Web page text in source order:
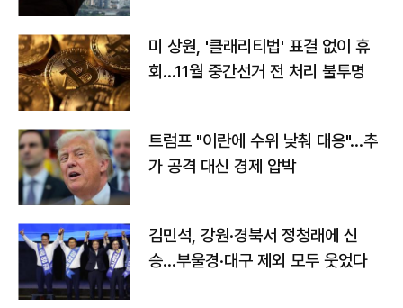
미 상원, '클래리티법' 표결 없이 휴
회…11월 중간선거 전 처리 불투명
트럼프 "이란에 수위 낮춰 대응"…추
가 공격 대신 경제 압박
김민석, 강원·경북서 정청래에 신
승…부울경·대구 제외 모두 웃었다